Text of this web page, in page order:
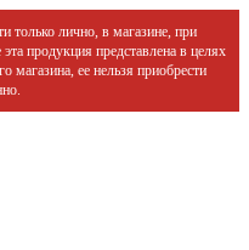
только лично, в магазине, при
продукция представлена в целях
магазина, ее нельзя приобрести